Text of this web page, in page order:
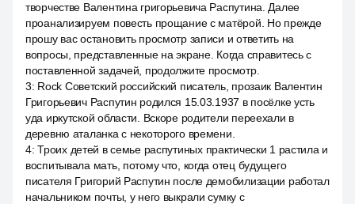
творчестве Валентина григорьевича Распутина. Далее
проанализируем повесть прощание с матёрой. Но прежде
прошу вас остановить просмотр записи и ответить на
вопросы, представленные на экране. Когда справитесь с
поставленной задачей, продолжите просмотр.
3: Rock Советский российский писатель, прозаик Валентин
Григорьевич Распутин родился 15.03.1937 в посёлке усть
уда иркутской области. Вскоре родители переехали в
деревню аталанка с некоторого времени.
4:Троих детей в семье распутиных практически 1 растила и
воспитывала мать, потому что, когда отец будущего
писателя Григорий Распутин после демобилизации работал
начальником почты, у него выкрали сумку с